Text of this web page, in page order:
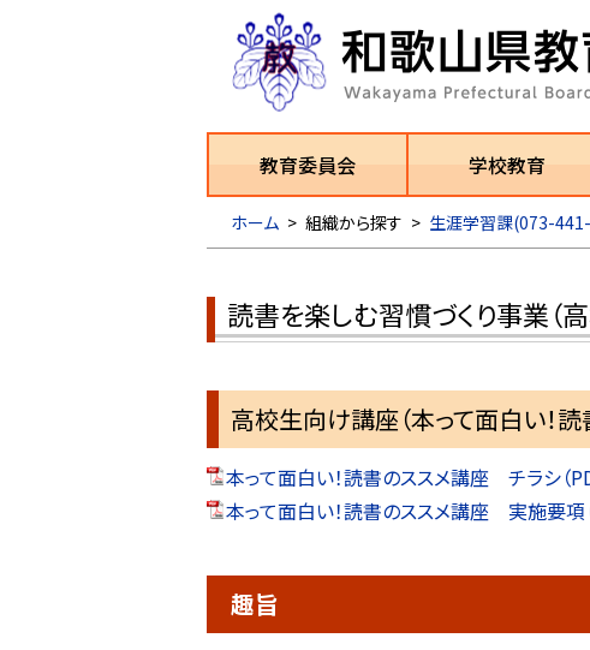
教育委員会 学校教育
ホーム > 組織から探す > 生涯学習課(073-
読書を楽しむ習慣づくり事業（
高校生向け講座（本って面白い！読
本って面白い！読書のススメ講座 チラシ（
本って面白い！読書のススメ講座 実施要項
趣旨